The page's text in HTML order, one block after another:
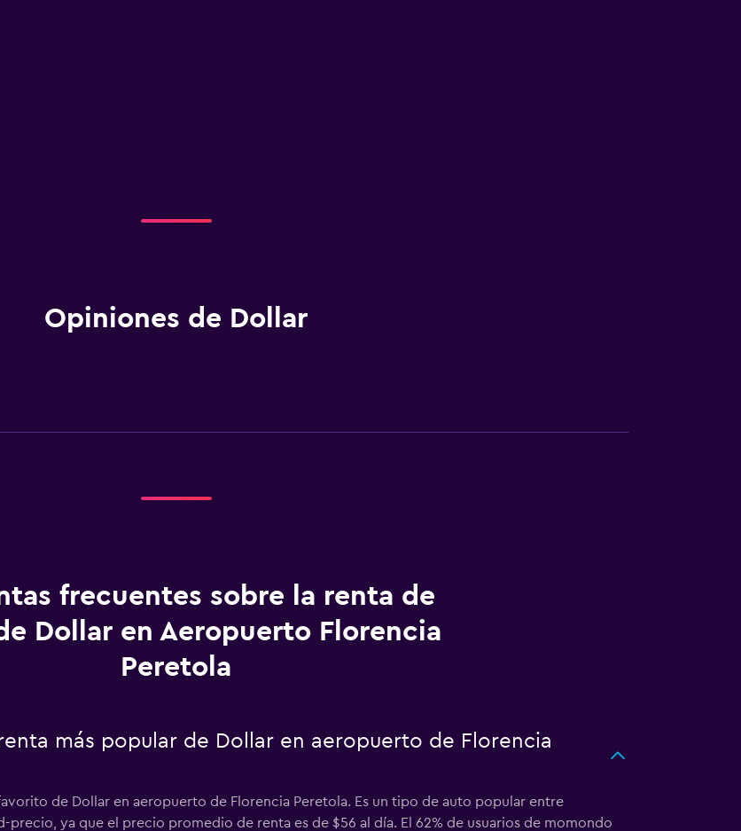
Opiniones de Dollar
frecuentes sobre la renta de
Dollar en Aeropuerto Florencia
Peretola
más popular de Dollar en aeropuerto de Florencia
de Dollar en aeropuerto de Florencia Peretola. Es un tipo de auto popular entre
ya que el precio promedio de renta es de $56 al día. El 62% de usuarios de momondo